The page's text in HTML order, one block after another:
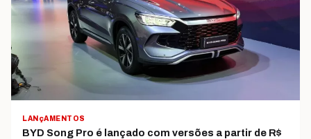
LANçAMENTOS
BYD Song Pro é lançado com versões a partir de R$